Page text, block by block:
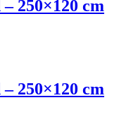
250×120 cm
250×120 cm